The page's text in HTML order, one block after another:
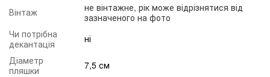
Вінтаж
не вінтажне, рік може відрізнятися від
зазначеного на фото
Чи потрібна
декантація
ні
Діаметр
пляшки
7,5 см